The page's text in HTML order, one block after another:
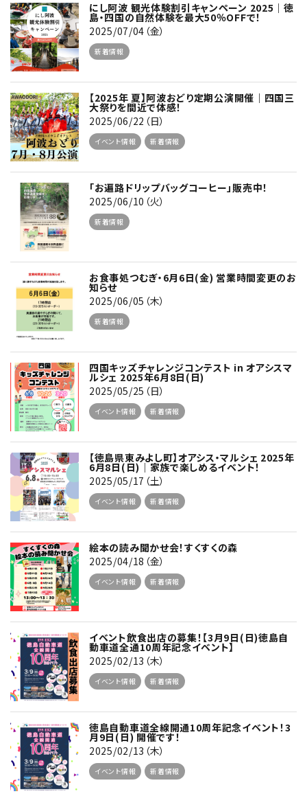
にし阿波 観光体験割引キャンペーン 2025｜徳
島・四国の自然体験を最大50％OFFで！
2025/07/04（金）
新着情報
【2025年 夏】阿波おどり定期公演開催｜四国三
大祭りを間近で体感！
2025/06/22（日）
イベント情報 新着情報
「お遍路ドリップバッグコーヒー」販売中！
2025/06/10（火）
新着情報
お食事処つむぎ・6月6日(金) 営業時間変更のお
知らせ
2025/06/05（木）
新着情報
四国キッズチャレンジコンテスト in オアシスマ
ルシェ 2025年6月8日(日)
2025/05/25（日）
イベント情報 新着情報
【徳島県東みよし町】オアシス・マルシェ 2025年
6月8日(日)｜家族で楽しめるイベント！
2025/05/17（土）
イベント情報 新着情報
絵本の読み聞かせ会！すくすくの森
2025/04/18（金）
イベント情報 新着情報
イベント飲食出店の募集！【3月9日(日)徳島自
動車道全通10周年記念イベント】
2025/02/13（木）
イベント情報 新着情報
徳島自動車道全線開通10周年記念イベント！3
月9日(日) 開催です！
2025/02/13（木）
イベント情報 新着情報